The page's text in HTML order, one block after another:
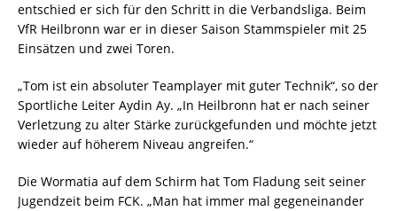
entschied er sich für den Schritt in die Verbandsliga. Beim
VfR Heilbronn war er in dieser Saison Stammspieler mit 25
Einsätzen und zwei Toren.
„Tom ist ein absoluter Teamplayer mit guter Technik“, so der
Sportliche Leiter Aydin Ay. „In Heilbronn hat er nach seiner
Verletzung zu alter Stärke zurückgefunden und möchte jetzt
wieder auf höherem Niveau angreifen.“
Die Wormatia auf dem Schirm hat Tom Fladung seit seiner
Jugendzeit beim FCK. „Man hat immer mal gegeneinander